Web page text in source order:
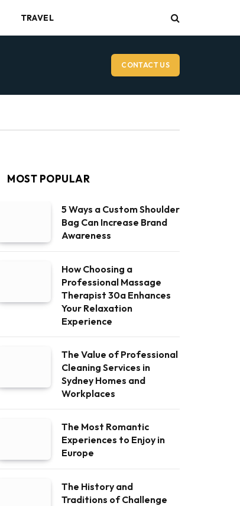
TRAVEL
CONTACT US
MOST POPULAR
5 Ways a Custom Shoulder
Bag Can Increase Brand
Awareness
How Choosing a
Professional Massage
Therapist 30a Enhances
Your Relaxation
Experience
The Value of Professional
Cleaning Services in
Sydney Homes and
Workplaces
The Most Romantic
Experiences to Enjoy in
Europe
The History and
Traditions of Challenge